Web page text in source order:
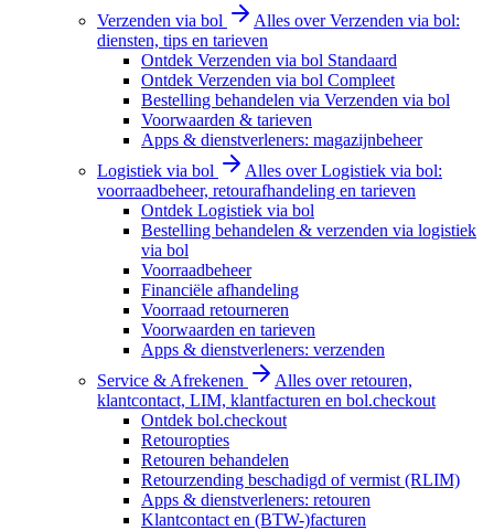
Verzenden via bol
Alles over Verzenden via bol:
diensten, tips en tarieven
Ontdek Verzenden via bol Standaard
Ontdek Verzenden via bol Compleet
Bestelling behandelen via Verzenden via bol
Voorwaarden & tarieven
Apps & dienstverleners: magazijnbeheer
Logistiek via bol
Alles over Logistiek via bol:
voorraadbeheer, retourafhandeling en tarieven
Ontdek Logistiek via bol
Bestelling behandelen & verzenden via logistiek
via bol
Voorraadbeheer
Financiële afhandeling
Voorraad retourneren
Voorwaarden en tarieven
Apps & dienstverleners: verzenden
Service & Afrekenen
Alles over retouren,
klantcontact, LIM, klantfacturen en bol.checkout
Ontdek bol.checkout
Retouropties
Retouren behandelen
Retourzending beschadigd of vermist (RLIM)
Apps & dienstverleners: retouren
Klantcontact en (BTW-)facturen